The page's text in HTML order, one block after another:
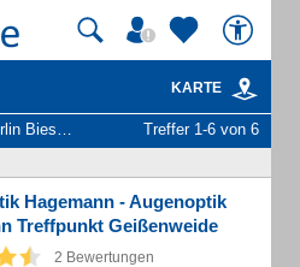
KARTE
- Unternehmen und Personen Treffer 1-6 von 6
Hagemann - Augenoptik
Treffpunkt Geißenweide
2 Bewertungen